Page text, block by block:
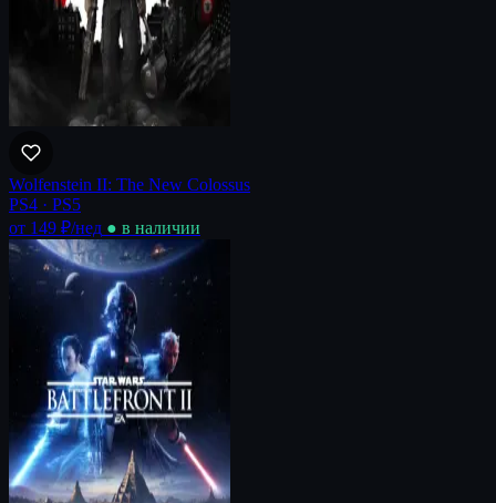
Wolfenstein II: The New Colossus
PS4 · PS5
от 149 ₽/нед ● в наличии